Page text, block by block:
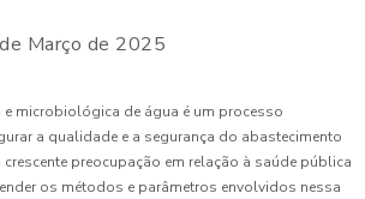
Março de 2025
microbiológica de água é um processo
a qualidade e a segurança do abastecimento
preocupação em relação à saúde pública
os métodos e parâmetros envolvidos nessa